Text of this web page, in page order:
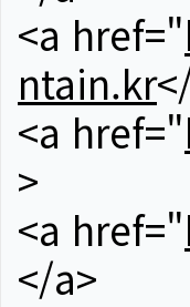
<a href="
ntain.kr
<a href="
>
<a href="
</a>